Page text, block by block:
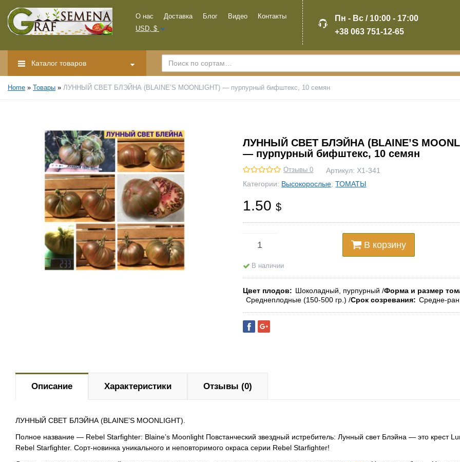
О нас Доставка Блог Видео
Контакты
USD, $
Пн - Вс / 10:00 - 17:00
+38 063 751-12-65
Каталог товаров
Home » Товары » ЛУННЫЙ СВЕТ БЛЭЙНА (BLAINE’S MOONLIGHT) — пурпурный бифштекс, 10 семян
ЛУННЫЙ СВЕТ БЛЭЙНА (BLAINE’S
— пурпурный бифштекс, 10 семян
Отзывы 0 Артикул: Х1-341
Категории: Высокорослые ,ТОМАТЫ
1.50$
В корзину
В наличии
Цвет плодов Шоколадный, пурпурный Форма и размер
Среднеплодные (150-500 гр.) Срок созревания Средне-
Описание
ЛУННЫЙ СВЕТ БЛЭЙНА (BLAINE’S MOONLIGHT).
Полное название — Rebel Starfighter: Blaine’s Moonlight Повстанческий звездный истребитель: Лунный свет Блэйна — это крест
Rebel Starfighter. Сорт-новинка уникального и неповторимого окраса серии Rebel Starfighter!
Характеристики Отзывы (0)